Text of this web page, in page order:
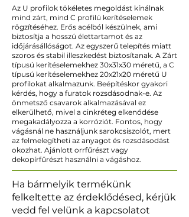
Az U profilok tökéletes megoldást kínálnak
mind zárt, mind C profilú kerítéselemek
rögzítéséhez. Erős acélból készülnek, ami
biztosítja a hosszú élettartamot és az
időjárásállóságot. Az egyszerű telepítés miatt
szoros és stabil illeszkedést biztosítanak. A Zárt
típusú kerítéselemekhez 30x31x30 méretű, a C
típusú kerítéselemekhez 20x21x20 méretű U
profilokat alkalmazunk. Beépítéskor gyakori
kérdés, hogy a furatok rozsdásodnak-e. Az
önmetsző csavarok alkalmazásával ez
elkerülhető, mivel a cinkréteg elkenődése
megakadályozza a korróziót. Fontos, hogy
vágásnál ne használjunk sarokcsiszolót, mert
az felmelegítheti az anyagot és rozsdásodást
okozhat. Ajánlott orrfűrészt vagy
dekopírfűrészt használni a vágáshoz.
Ha bármelyik termékünk
felkeltette az érdeklődésed, kérjük
vedd fel velünk a kapcsolatot